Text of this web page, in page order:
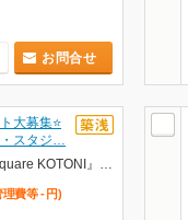
お問合せ
大募集⭐
スタジ…
理美容・ジムOK⭐『MJsquare KOTONI』新築！！
理費等 - 円)